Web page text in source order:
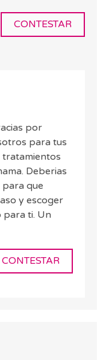
CONTESTAR
por
para tus
tratamientos
Deberias
que
y escoger
para ti. Un
CONTESTAR